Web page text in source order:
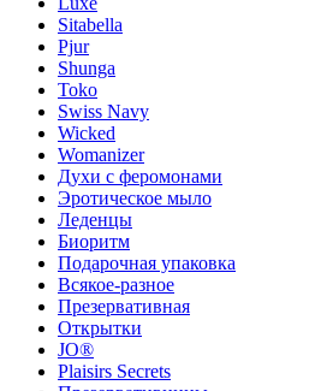
Sitabella
Pjur
Shunga
Toko
Swiss Navy
Wicked
Womanizer
Духи с феромонами
Эротическое мыло
Леденцы
Биоритм
Подарочная упаковка
Всякое-разное
Презервативная
Открытки
JO®
Plaisirs Secrets